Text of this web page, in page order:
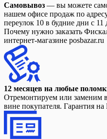
Самовывоз — вы можете
нашем офисе продаж по
переулок 10 в будние дни с 11
Почему нужно заказать
интернет-магазине posbazar.ru
12 месяцев на любые
Отремонтируем или заменим
вине покупателя. Гарантия